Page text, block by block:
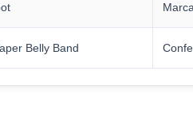
Belly Band